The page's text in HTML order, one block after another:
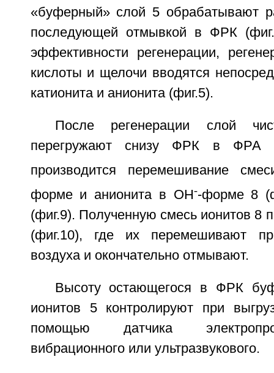
«буферный» слой 5 обрабатывают
последующей отмывкой в ФРК
эффективности регенерации,
кислоты и щелочи вводятся
катионита и анионита (фиг.5).
После регенерации слой
перегружают снизу ФРК в
производится перемешивание
форме и анионита в OH--форме 8
(фиг.9). Полученную смесь ионитов 8
(фиг.10), где их перемешивают
воздуха и окончательно отмывают.
Высоту остающегося в ФРК
ионитов 5 контролируют при
помощью датчика
вибрационного или ультразвукового.